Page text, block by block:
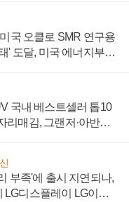
국 오클로 SMR 연구용
' 도달, 미국 에너지부
국내 베스트셀러 톱10
리매김, 그랜저·아반떼
부족'에 출시 지연되나,
LG디스플레이 LG이노